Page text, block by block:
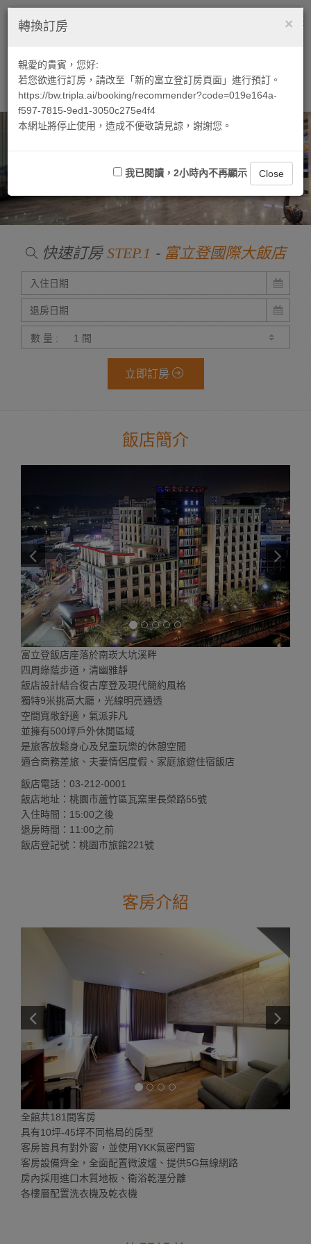
快速訂房 STEP.1 - 富立登國際大飯店
數 量 :
立即訂房
飯店簡介
富立登飯店座落於南崁大坑溪畔
四周綠蔭步道，清幽雅靜
飯店設計結合復古摩登及現代簡約風格
獨特9米挑高大廳，光線明亮通透
空間寬敞舒適，氣派非凡
並擁有500坪戶外休閒區域
是旅客放鬆身心及兒童玩樂的休憩空間
適合商務差旅、夫妻情侶度假、家庭旅遊住宿飯店
飯店電話：03-212-0001
飯店地址：桃園市蘆竹區瓦窯里長榮路55號
入住時間：15:00之後
退房時間：11:00之前
飯店登記號：桃園市旅館221號
客房介紹
全館共181間客房
具有10坪-45坪不同格局的房型
客房皆具有對外窗，並使用YKK氣密門窗
客房設備齊全，全面配置微波爐、提供5G無線網路
房內採用進口木質地板、衛浴乾溼分離
各樓層配置洗衣機及乾衣機
×
轉換訂房
親愛的貴賓，您好:
若您欲進行訂房，請改至「新的富立登訂房頁面」進行預訂。
https://bw.tripla.ai/booking/recommender?code=019e164a-
f597-7815-9ed1-3050c275e4f4
本網址將停止使用，造成不便敬請見諒，謝謝您。
我已閱讀，2小時內不再顯示 Close